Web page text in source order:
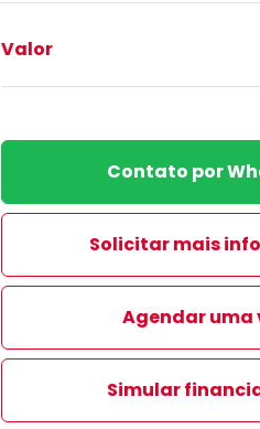
Valor
Contato por
Solicitar mais
Agendar uma
Simular